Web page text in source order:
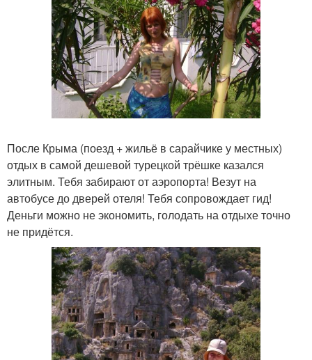
После Крыма (поезд + жильё в сарайчике у местных)
отдых в самой дешевой турецкой трёшке казался
элитным. Тебя забирают от аэропорта! Везут на
автобусе до дверей отеля! Тебя сопровождает гид!
Деньги можно не экономить, голодать на отдыхе точно
не придётся.